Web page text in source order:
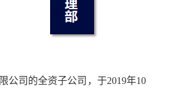
公司的全资子公司，于2019年10